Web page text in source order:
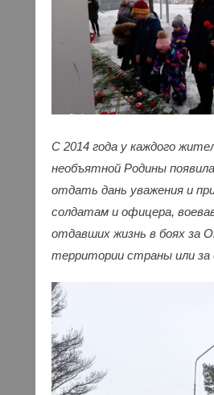
С 2014 года у каждого
необъятной Родины
отдать дань уважения и
солдатам и офицера,
отдавших жизнь в боях за
территории страны или за